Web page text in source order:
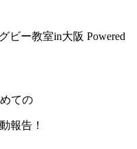
ビー教室in大阪 Powered
ての